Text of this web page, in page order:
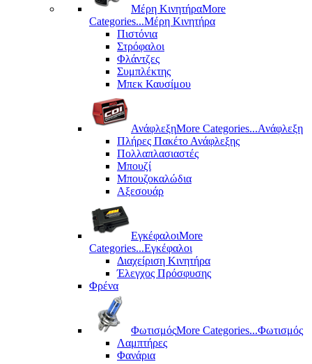
Μέρη KινητήραMore
Categories...Μέρη Kινητήρα
Πιστόνια
Στρόφαλοι
Φλάντζες
Συμπλέκτης
Μπεκ Καυσίμου
ΑνάφλεξηMore Categories...Ανάφλεξη
Πλήρες Πακέτο Ανάφλεξης
Πολλαπλασιαστές
Μπουζί
Μπουζοκαλώδια
Αξεσουάρ
ΕγκέφαλοιMore
Categories...Εγκέφαλοι
Διαχείριση Κινητήρα
Έλεγχος Πρόσφυσης
Φρένα
ΦωτισμόςMore Categories...Φωτισμός
Λαμπτήρες
Φανάρια